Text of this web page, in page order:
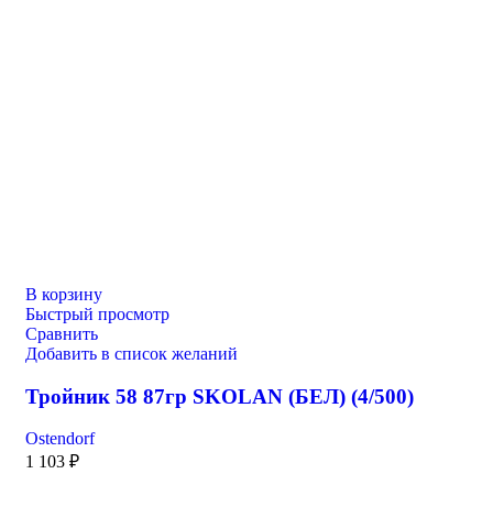
В корзину
Быстрый просмотр
Сравнить
Добавить в список желаний
Тройник 58 87гр SKOLAN (БЕЛ) (4/500)
Ostendorf
1 103 ₽